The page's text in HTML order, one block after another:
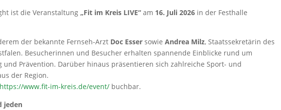
ist die Veranstaltung „Fit im Kreis LIVE“am 16. Juli 2026in der Festhalle
der bekannte Fernseh-Arzt Doc Essersowie Andrea Milz, Staatssekretärin des
Besucherinnen und Besucher erhalten spannende Einblicke rund um
und Prävention. Darüber hinaus präsentieren sich zahlreiche Sport- und
der Region.
https://www.fit-im-kreis.de/event/buchbar.
jeden